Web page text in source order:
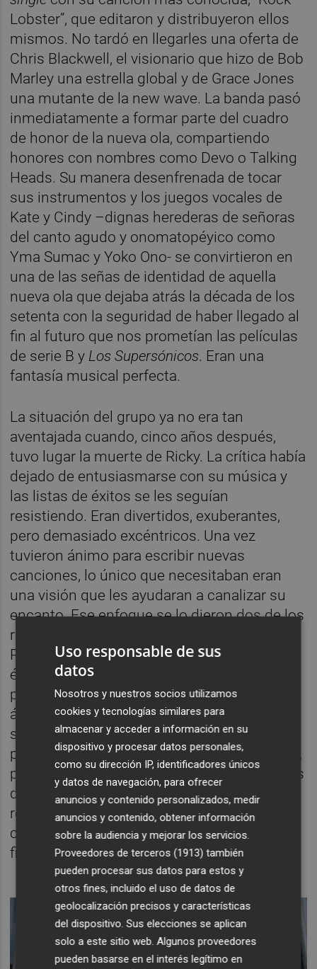
Lobster”, que editaron y distribuyeron ellos
mismos. No tardó en llegarles una oferta de
Chris Blackwell, el visionario que hizo de Bob
Marley una estrella global y de Grace Jones
una mutante de la new wave. La banda pasó
inmediatamente a formar parte del cuadro
de honor de la nueva ola, compartiendo
honores con nombres como Devo o Talking
Heads. Su manera desenfrenada de tocar
sus instrumentos y los juegos vocales de
Kate y Cindy –dignas herederas de señoras
del canto agudo y onomatopéyico como
Yma Sumac y Yoko Ono- se convirtieron en
una de las señas de identidad de aquella
nueva ola que dejaba atrás la década de los
setenta con la seguridad de haber llegado al
fin al futuro que nos prometían las películas
de serie B y Los Supersónicos. Eran una
fantasía musical perfecta.
La situación del grupo ya no era tan
aventajada cuando, cinco años después,
tuvo lugar la muerte de Ricky. La crítica había
dejado de entusiasmarse con su música y
las listas de éxitos se les seguían
resistiendo. Eran divertidos, exuberantes,
pero demasiado excéntricos. Una vez
tuvieron ánimo para escribir nuevas
canciones, lo único que necesitaban eran
una visión que les ayudaran a canalizar su
encanto. Ese enfoque se lo dieron dos de los
reyes Midas del pop del momento. Nile
Rodgers, mitad de Chic y artífice de mega
éxitos de Bowie, Madonna y Duran Duran,
produjo seis de las diez canciones del
álbum. Entre ellas está “Roam”, uno de los
sencillos más vendidos del grupo. Por su
parte, Don Was, miembro de Was (Not) Was,
productor que daría jugosos éxitos a artistas
de todo tipo, se ocupó de las cuatro
restantes. “Love Shack”, el tema que
catapultó a los B-52's a la fama, lleva su
firma como productor.
Uso responsable de sus
datos
Nosotros y nuestros socios utilizamos
cookies y tecnologías similares para
almacenar y acceder a información en su
dispositivo y procesar datos personales,
como su dirección IP, identificadores únicos
y datos de navegación, para ofrecer
anuncios y contenido personalizados, medir
anuncios y contenido, obtener información
sobre la audiencia y mejorar los servicios.
Proveedores de terceros (1913) también
pueden procesar sus datos para estos y
otros fines, incluido el uso de datos de
geolocalización precisos y características
del dispositivo. Sus elecciones se aplican
solo a este sitio web. Algunos proveedores
pueden basarse en el interés legítimo en